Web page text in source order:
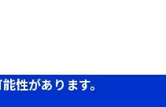
性があります。